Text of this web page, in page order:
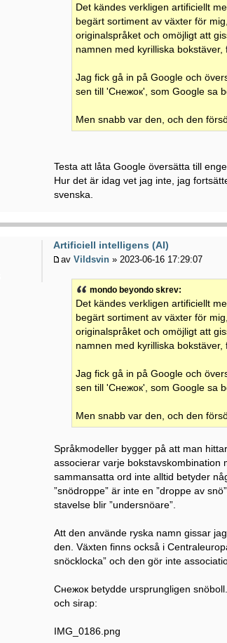
Det kändes verkligen artificiellt
begärt sortiment av växter för
originalspråket och omöjligt att
namnen med kyrilliska
Jag fick gå in på Google och
sen till 'Снежок', som Google sa
Men snabb var den, och den
Testa att låta Google översätta till
Hur det är idag vet jag inte, jag
svenska.
Artificiell intelligens (AI)
avVildsvin » 2023-06-16 17:29:07
mondo beyondo skrev:
Det kändes verkligen artificiellt
begärt sortiment av växter för
originalspråket och omöjligt att
namnen med kyrilliska
Jag fick gå in på Google och
sen till 'Снежок', som Google sa
Men snabb var den, och den
Språkmodeller bygger på att man
associerar varje bokstavskombination
sammansatta ord inte alltid betyder
”snödroppe” är inte en ”droppe av
stavelse blir ”undersnöare”.
Att den använde ryska namn gissar
den. Växten finns också i
snöcklocka” och den gör inte
Снежок betydde ursprungligen
och sirap:
IMG_0186.png